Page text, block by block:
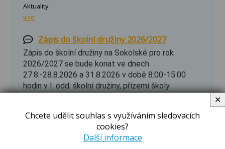
Aktuality
více
Zápis do školní družiny 2026/2027
Zápis do školní družiny na Sokolské pro rok
2026/2027 se bude konat ve dnech
27.8.-28.8.2026 a 31.8.2026 v době 8:00-15:00
hodin v I. odd. školní družiny, přízemí školy.
Letní hrátky 2026
29.6.-3.7. Honzíkova cesta - OBSAZENO
Chcete udělit souhlas s využíváním sledovacích
cookies?
Další informace
✕